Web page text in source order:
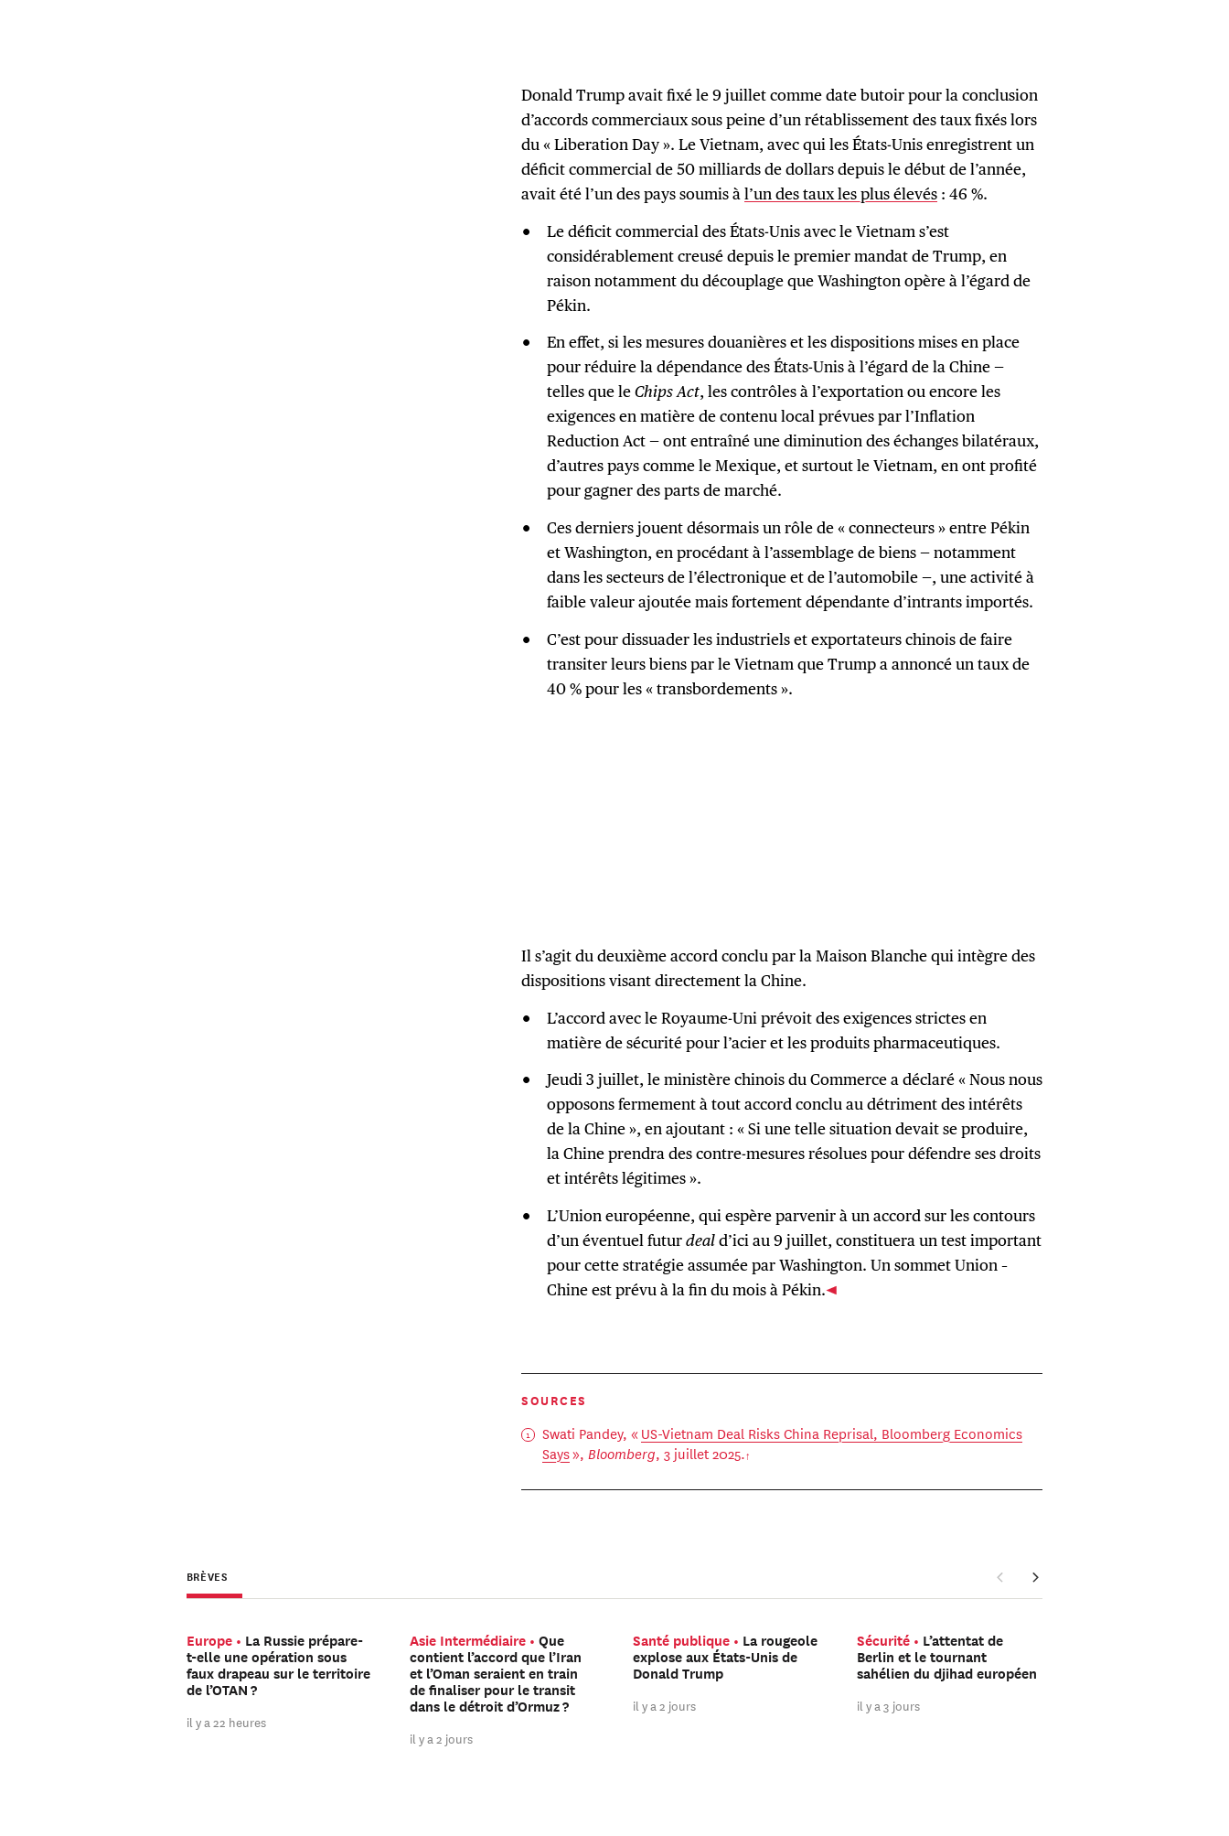
Donald Trump avait fixé le 9 juillet comme date butoir pour la conclusion
d’accords commerciaux sous peine d’un rétablissement des taux fixés lors
du « Liberation Day ». Le Vietnam, avec qui les États-Unis enregistrent un
déficit commercial de 50 milliards de dollars depuis le début de l’année,
avait été l’un des pays soumis àl’un des taux les plus élevés : 46 %.
Le déficit commercial des États-Unis avec le Vietnam s’est
considérablement creusé depuis le premier mandat de Trump, en
raison notamment du découplage que Washington opère à l’égard de
Pékin.
En effet, si les mesures douanières et les dispositions mises en place
pour réduire la dépendance des États-Unis à l’égard de la Chine —
telles que leChips Act, les contrôles à l’exportation ou encore les
exigences en matière de contenu local prévues par l’Inflation
Reduction Act — ont entraîné une diminution des échanges bilatéraux,
d’autres pays comme le Mexique, et surtout le Vietnam, en ont profité
pour gagner des parts de marché.
Ces derniers jouent désormais un rôle de « connecteurs » entre Pékin
et Washington, en procédant à l’assemblage de biens — notamment
dans les secteurs de l’électronique et de l’automobile —, une activité à
faible valeur ajoutée mais fortement dépendante d’intrants importés.
C’est pour dissuader les industriels et exportateurs chinois de faire
transiter leurs biens par le Vietnam que Trump a annoncé un taux de
40 % pour les « transbordements ».
Il s’agit du deuxième accord conclu par la Maison Blanche qui intègre des
dispositions visant directement la Chine.
L’accord avec le Royaume-Uni prévoit des exigences strictes en
matière de sécurité pour l’acier et les produits pharmaceutiques.
Jeudi 3 juillet, le ministère chinois du Commerce a déclaré « Nous nous
opposons fermement à tout accord conclu au détriment des intérêts
de la Chine », en ajoutant : « Si une telle situation devait se produire,
la Chine prendra des contre-mesures résolues pour défendre ses droits
et intérêts légitimes ».
L’Union européenne, qui espère parvenir à un accord sur les contours
d’un éventuel futurdeald’ici au 9 juillet, constituera un test important
pour cette stratégie assumée par Washington. Un sommet Union –
Chine est prévu à la fin du mois à Pékin.
SOURCES
Swati Pandey, «US-Vietnam Deal Risks China Reprisal, Bloomberg Economics
Says»,Bloomberg, 3 juillet 2025.
BRÈVES
Europe
La Russie prépare-
t-elle une opération sous
faux drapeau sur le territoire
de l’OTAN ?
il y a 22 heures
Asie Intermédiaire
Que
contient l’accord que l’Iran
et l’Oman seraient en train
de finaliser pour le transit
dans le détroit d’Ormuz ?
il y a 2 jours
Santé publique
La rougeole
explose aux États-Unis de
Donald Trump
il y a 2 jours
Sécurité
L’attentat de
Berlin et le tournant
sahélien du djihad européen
il y a 3 jours